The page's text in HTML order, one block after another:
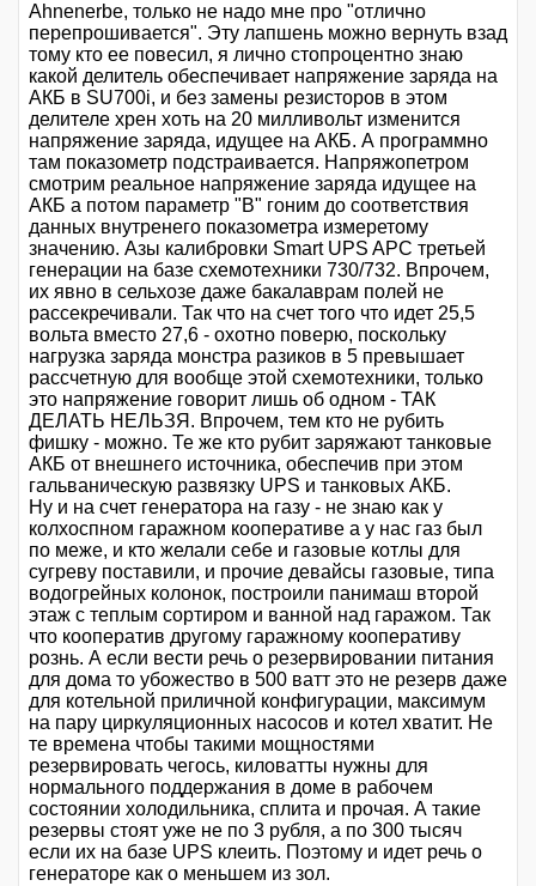
Ahnenerbe, только не надо мне про "отлично
перепрошивается". Эту лапшень можно вернуть взад
тому кто ее повесил, я лично стопроцентно знаю
какой делитель обеспечивает напряжение заряда на
АКБ в SU700i, и без замены резисторов в этом
делителе хрен хоть на 20 милливольт изменится
напряжение заряда, идущее на АКБ. А программно
там показометр подстраивается. Напряжопетром
смотрим реальное напряжение заряда идущее на
АКБ а потом параметр "B" гоним до соответствия
данных внутренего показометра измеретому
значению. Азы калибровки Smart UPS APC третьей
генерации на базе схемотехники 730/732. Впрочем,
их явно в сельхозе даже бакалаврам полей не
рассекречивали. Так что на счет того что идет 25,5
вольта вместо 27,6 - охотно поверю, поскольку
нагрузка заряда монстра разиков в 5 превышает
рассчетную для вообще этой схемотехники, только
это напряжение говорит лишь об одном - ТАК
ДЕЛАТЬ НЕЛЬЗЯ. Впрочем, тем кто не рубить
фишку - можно. Те же кто рубит заряжают танковые
АКБ от внешнего источника, обеспечив при этом
гальваническую развязку UPS и танковых АКБ.
Ну и на счет генератора на газу - не знаю как у
колхоспном гаражном кооперативе а у нас газ был
по меже, и кто желали себе и газовые котлы для
сугреву поставили, и прочие девайсы газовые, типа
водогрейных колонок, построили панимаш второй
этаж с теплым сортиром и ванной над гаражом. Так
что кооператив другому гаражному кооперативу
рознь. А если вести речь о резервировании питания
для дома то убожество в 500 ватт это не резерв даже
для котельной приличной конфигурации, максимум
на пару циркуляционных насосов и котел хватит. Не
те времена чтобы такими мощностями
резервировать чегось, киловатты нужны для
нормального поддержания в доме в рабочем
состоянии холодильника, сплита и прочая. А такие
резервы стоят уже не по 3 рубля, а по 300 тысяч
если их на базе UPS клеить. Поэтому и идет речь о
генераторе как о меньшем из зол.